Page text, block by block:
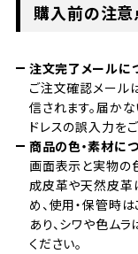
購入前の注意
注文完了メールに
ご注文確認メー
信されます。届か
ドレスの誤入力を
商品の色・素材に
画面表示と実物の
成皮革や天然皮革
め、使用・保管時
あり、シワや色ム
ください。